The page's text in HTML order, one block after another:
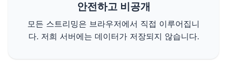
안전하고 비공개
모든 스트리밍은 브라우저에서 직접 이루어집니
다. 저희 서버에는 데이터가 저장되지 않습니다.